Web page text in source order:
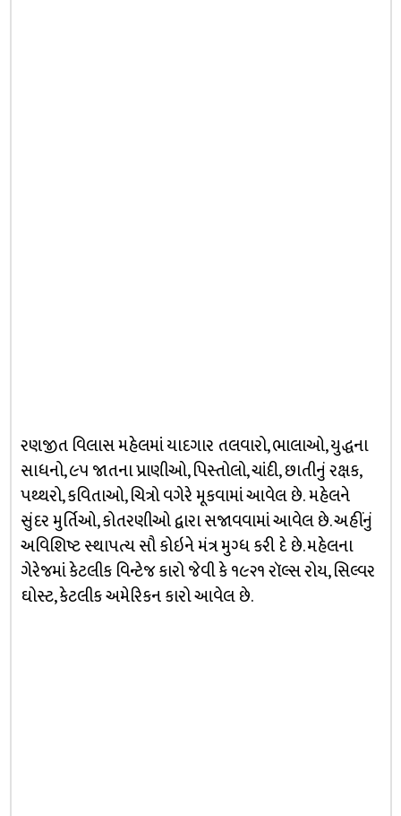
રણજીત વિલાસ મહેલમાં યાદગાર તલવારો, ભાલાઓ, યુદ્ધના
સાધનો, ૯૫ જાતના પ્રાણીઓ, પિસ્‍તોલો, ચાંદી, છાતીનું રક્ષક,
પથ્‍થરો, કવિતાઓ, ચિત્રો વગેરે મૂકવામાં આવેલ છે. મહેલને
સુંદર મુર્તિઓ, કોતરણીઓ દ્વારા સજાવવામાં આવેલ છે. અહીંનું
અવિશિષ્‍ટ સ્‍થાપત્‍ય સૌ કોઇને મંત્ર મુગ્‍ધ કરી દે છે. મહેલના
ગેરેજમાં કેટલીક વિન્‍ટેજ કારો જેવી કે ૧૯૨૧ રૉલ્‍સ રોય, સિલ્‍વર
ઘોસ્‍ટ, કેટલીક અમેરિકન કારો આવેલ છે.